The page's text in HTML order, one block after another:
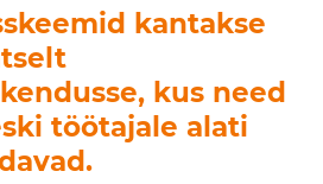
kantakse
kus need
töötajale alati